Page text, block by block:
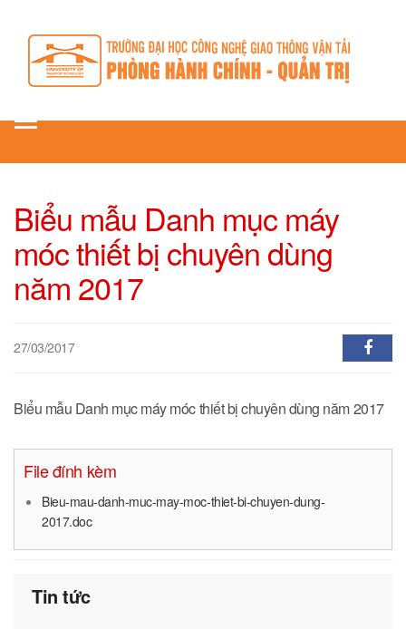
Toggle
Biểu mẫu Danh mục máy
móc thiết bị chuyên dùng
năm 2017
27/03/2017
Biểu mẫu Danh mục máy móc thiết bị chuyên dùng năm 2017
File đính kèm
Bieu-mau-danh-muc-may-moc-thiet-bi-chuyen-dung-
2017.doc
Tin tức